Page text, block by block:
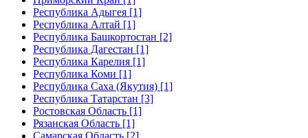
Республика Адыгея [1]
Республика Алтай [1]
Республика Башкортостан [2]
Республика Дагестан [1]
Республика Карелия [1]
Республика Коми [1]
Республика Саха (Якутия) [1]
Республика Татарстан [3]
Ростовская Область [1]
Рязанская Область [1]
Самарская Область [2]